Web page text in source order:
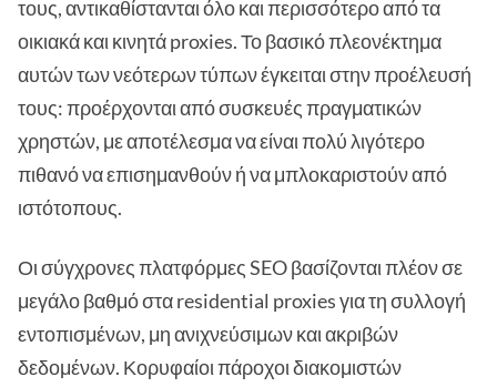
τους, αντικαθίστανται όλο και περισσότερο από τα
οικιακά και κινητά proxies. Το βασικό πλεονέκτημα
αυτών των νεότερων τύπων έγκειται στην προέλευσή
τους: προέρχονται από συσκευές πραγματικών
χρηστών, με αποτέλεσμα να είναι πολύ λιγότερο
πιθανό να επισημανθούν ή να μπλοκαριστούν από
ιστότοπους.
Οι σύγχρονες πλατφόρμες SEO βασίζονται πλέον σε
μεγάλο βαθμό στα residential proxies για τη συλλογή
εντοπισμένων, μη ανιχνεύσιμων και ακριβών
δεδομένων. Κορυφαίοι πάροχοι διακομιστών